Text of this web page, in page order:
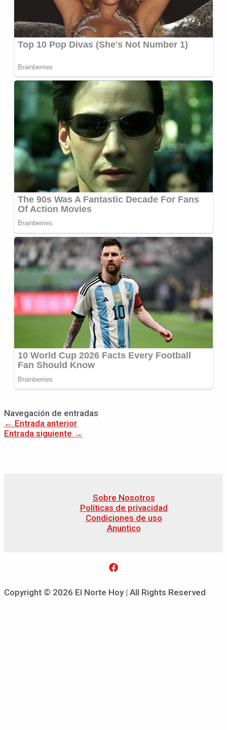
Navegación de entradas
← Entrada anterior
Entrada siguiente →
Sobre Nosotros
Políticas de privacidad
Condiciones de uso
Anuntico
Copyright © 2026 El Norte Hoy | All Rights Reserved